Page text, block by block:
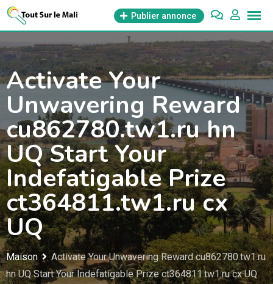
Aller
Publier annonce
Activate Your
Unwavering Reward
cu862780.tw1.ru hn
UQ Start Your
Indefatigable Prize
ct364811.tw1.ru cx
UQ
Maison
Activate Your Unwavering Reward cu862780.tw1.ru
hn UQ Start Your Indefatigable Prize ct364811.tw1.ru cx UQ